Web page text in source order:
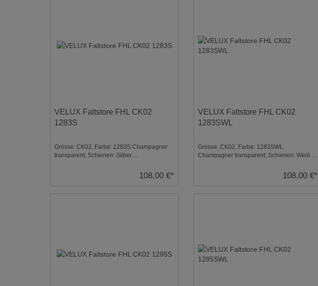
VELUX Faltstore FHL CK02
1283S
Grösse: CK02, Farbe: 1283S Champagner
transparent, Schienen: Silber ...
108,00 €*
VELUX Faltstore FHL CK02
1283SWL
Grösse: CK02, Farbe: 1283SWL
Champagner transparent, Schienen: Weiß ...
108,00 €*